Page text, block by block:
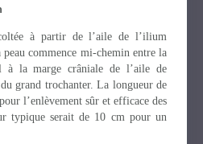
à partir de l’aile de l’ilium
commence mi-chemin entre la
à la marge crâniale de l’aile de
grand trochanter. La longueur de
l’enlèvement sûr et efficace des
typique serait de 10 cm pour un